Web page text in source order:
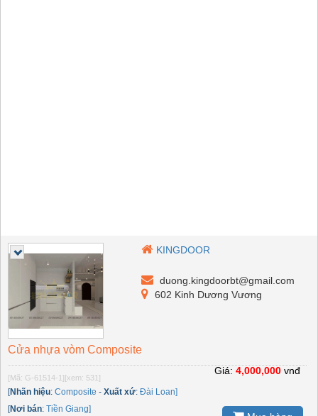
KINGDOOR
duong.kingdoorbt@gmail.com
602 Kinh Dương Vương
Cửa nhựa vòm Composite
[Mã: G-61514-1] [xem: 531]
[Nhãn hiệu: Composite - Xuất xứ: Đài Loan]
[Nơi bán: Tiền Giang]
Giá: 4,000,000 vnđ